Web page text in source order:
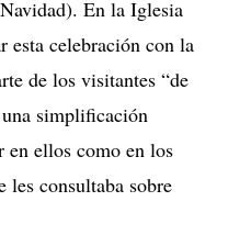
En la Iglesia
esta celebración con la
de los visitantes “de
simplificación
en ellos como en los
les consultaba sobre